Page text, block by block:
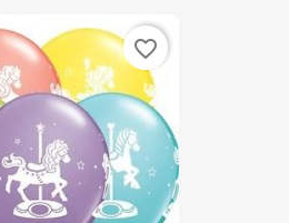
favorite_border